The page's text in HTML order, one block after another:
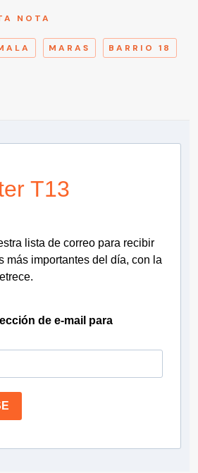
NOTA
MARAS BARRIO 18
T13
lista de correo para recibir
más importantes del día, con la
de e-mail para